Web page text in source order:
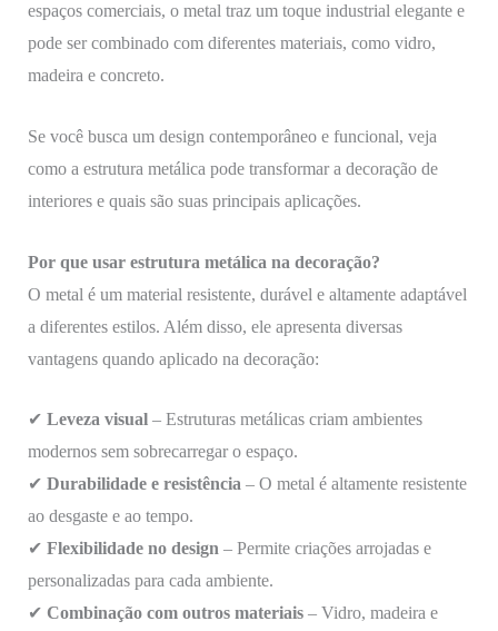
espaços comerciais, o metal traz um toque industrial elegante e
pode ser combinado com diferentes materiais, como vidro,
madeira e concreto.
Se você busca um design contemporâneo e funcional, veja
como a estrutura metálica pode transformar a decoração de
interiores e quais são suas principais aplicações.
Por que usar estrutura metálica na decoração?
O metal é um material resistente, durável e altamente adaptável
a diferentes estilos. Além disso, ele apresenta diversas
vantagens quando aplicado na decoração:
✔ Leveza visual– Estruturas metálicas criam ambientes
modernos sem sobrecarregar o espaço.
✔ Durabilidade e resistência – O metal é altamente resistente
ao desgaste e ao tempo.
✔ Flexibilidade no design – Permite criações arrojadas e
personalizadas para cada ambiente.
✔ Combinação com outros materiais– Vidro, madeira e